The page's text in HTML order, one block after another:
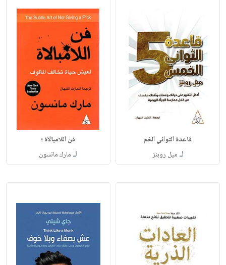
قاعدة الثواني الخم
لـ ميل روبنز
فن اللامبالاة ؛
لـ مارك مانسون